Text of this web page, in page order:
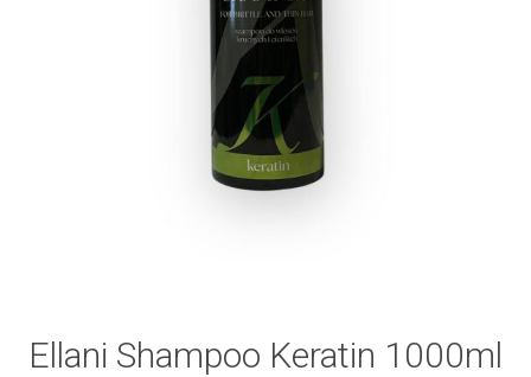
Ellani Shampoo Keratin 1000ml